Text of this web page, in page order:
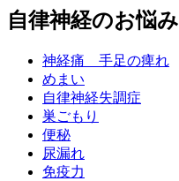
自律神経のお悩み
神経痛 手足の痺れ
めまい
自律神経失調症
巣ごもり
便秘
尿漏れ
免疫力